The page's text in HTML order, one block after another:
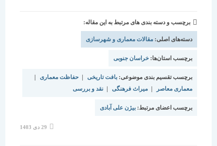
برچسب و دسته بندی های مرتبط به این مقاله:
دسته‌های اصلی:مقالات معماری و شهرسازی
برچسب استان‌ها:خراسان جنوبی
برچسب تقسیم بندی موضوعی:بافت تاریخی | حفاظت معماری
|
معماری معاصر | میراث فرهنگی | نقد و بررسی
برچسب اعضای مرتبط: بیژن علی آبادی